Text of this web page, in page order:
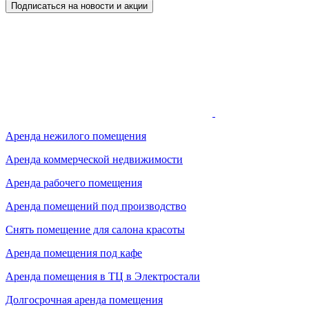
Подписаться на новости и акции
Аренда нежилого помещения
Аренда коммерческой недвижимости
Аренда рабочего помещения
Аренда помещений под производство
Снять помещение для салона красоты
Аренда помещения под кафе
Аренда помещения в ТЦ в Электростали
Долгосрочная аренда помещения